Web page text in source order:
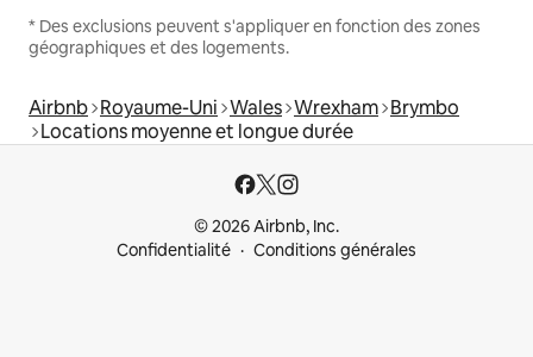
* Des exclusions peuvent s'appliquer en fonction des zones
géographiques et des logements.
Airbnb Royaume-Uni Wales Wrexham Brymbo
Locations moyenne et longue durée
© 2026 Airbnb, Inc.
Confidentialité
Conditions générales